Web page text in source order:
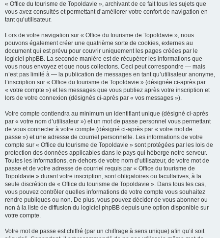
« Office du tourisme de Topoldavie », archivant de ce fait tous les sujets que
vous avez consultés et permettant d’améliorer votre confort de navigation en
tant qu’utilisateur.
Lors de votre navigation sur « Office du tourisme de Topoldavie », nous
pouvons également créer une quatrième sorte de cookies, externes au
document qui est prévu pour couvrir uniquement les pages créées par le
logiciel phpBB. La seconde manière est de récupérer les informations que
vous nous envoyez et que nous collectons. Ceci peut correspondre — mais
n’est pas limité à — la publication de messages en tant qu’utilisateur anonyme,
l’inscription sur « Office du tourisme de Topoldavie » (désignée ci-après par
« votre compte ») et les messages que vous publiez après votre inscription et
lors de votre connexion (désignés ci-après par « vos messages »).
Votre compte contiendra au minimum un identifiant unique (désigné ci-après
par « votre nom d’utilisateur ») et un mot de passe personnel vous permettant
de vous connecter à votre compte (désigné ci-après par « votre mot de
passe ») et une adresse de courriel personnelle. Les informations de votre
compte sur « Office du tourisme de Topoldavie » sont protégées par les lois de
protection des données applicables dans le pays qui héberge notre serveur.
Toutes les informations, en-dehors de votre nom d’utilisateur, de votre mot de
passe et de votre adresse de courriel requis par « Office du tourisme de
Topoldavie » durant votre inscription, sont obligatoires ou facultatives, à la
seule discrétion de « Office du tourisme de Topoldavie ». Dans tous les cas,
vous pouvez contrôler quelles informations de votre compte vous souhaitez
rendre publiques ou non. De plus, vous pouvez décider de vous abonner ou
non à la liste de diffusion du logiciel phpBB depuis une option disponible sur
votre compte.
Votre mot de passe est chiffré (par un chiffrage à sens unique) afin qu’il soit